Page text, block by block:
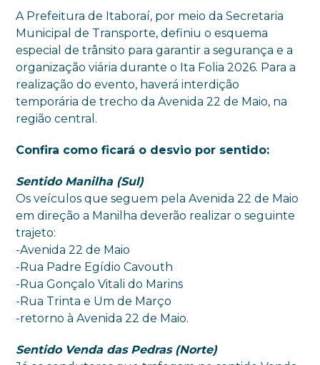
A Prefeitura de Itaboraí, por meio da Secretaria
Municipal de Transporte, definiu o esquema
especial de trânsito para garantir a segurança e a
organização viária durante o Ita Folia 2026. Para a
realização do evento, haverá interdição
temporária de trecho da Avenida 22 de Maio, na
região central.
Confira como ficará o desvio por sentido:
Sentido Manilha (Sul)
Os veículos que seguem pela Avenida 22 de Maio
em direção a Manilha deverão realizar o seguinte
trajeto:
-Avenida 22 de Maio
-Rua Padre Egídio Cavouth
-Rua Gonçalo Vitali do Marins
-Rua Trinta e Um de Março
-retorno à Avenida 22 de Maio.
Sentido Venda das Pedras (Norte)